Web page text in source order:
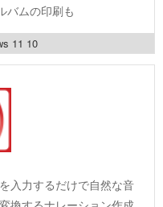
バムの印刷も
11 10
入力するだけで自然な音